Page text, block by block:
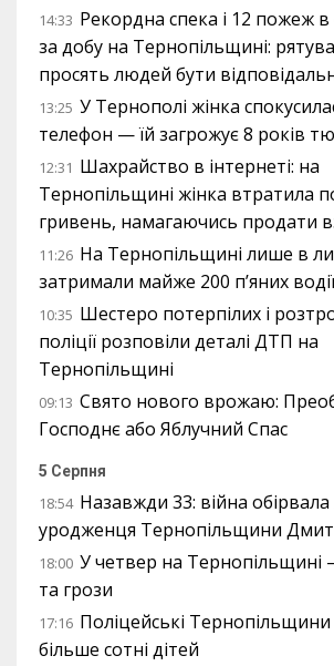
14:33 Рекордна спека і 12 пожеж
за добу на Тернопільщині:
просять людей бути
13:25 У Тернополі жінка
телефон — їй загрожує 8 років
12:31 Шахрайство в інтернеті: на
Тернопільщині жінка втратила
гривень, намагаючись продати
11:26 На Тернопільщині лише в
затримали майже 200 п’яних
10:35 Шестеро потерпілих і
поліції розповіли деталі ДТП на
Тернопільщині
09:13 Свято нового врожаю:
Господнє або Яблучний Спас
5 Серпня
18:54 Назавжди 33: війна
уродженця Тернопільщини
18:00 У четвер на Тернопільщині
та грози
17:16 Поліцейські
більше сотні дітей